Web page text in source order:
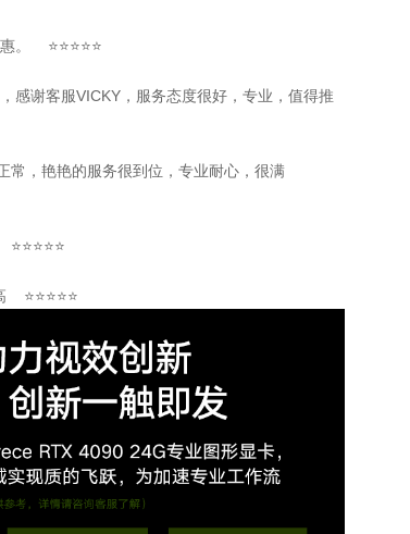
。 ⭐⭐⭐⭐⭐
谢客服VICKY，服务态度很好，专业，值得推
，艳艳的服务很到位，专业耐心，很满